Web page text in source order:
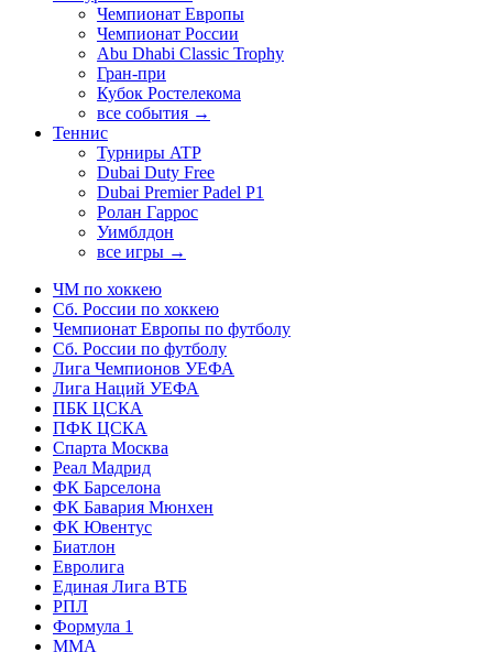
Чемпионат Европы
Чемпионат России
Abu Dhabi Classic Trophy
Гран-при
Кубок Ростелекома
все события →
Теннис
Турниры ATP
Dubai Duty Free
Dubai Premier Padel P1
Ролан Гаррос
Уимблдон
все игры →
ЧМ по хоккею
Сб. России по хоккею
Чемпионат Европы по футболу
Сб. России по футболу
Лига Чемпионов УЕФА
Лига Наций УЕФА
ПБК ЦСКА
ПФК ЦСКА
Спарта Москва
Реал Мадрид
ФК Барселона
ФК Бавария Мюнхен
ФК Ювентус
Биатлон
Евролига
Единая Лига ВТБ
РПЛ
Формула 1
MMA